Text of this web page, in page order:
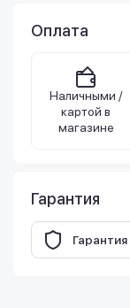
Оплата
Наличными /
картой в
магазине
Гарантия
Гарантия